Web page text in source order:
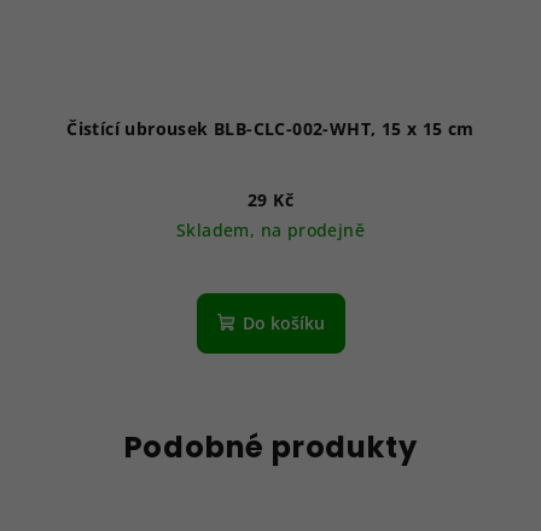
Čistící ubrousek BLB-CLC-002-WHT, 15 x 15 cm
29 Kč
Skladem, na prodejně
Do košíku
Podobné produkty